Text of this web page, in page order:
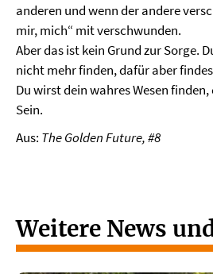
anderen und wenn der andere
mir, mich“ mit verschwunden.
Aber das ist kein Grund zur Sorge.
nicht mehr finden, dafür aber
Du wirst dein wahres Wesen finden,
Sein.
Aus: The Golden Future, #8
Weitere News